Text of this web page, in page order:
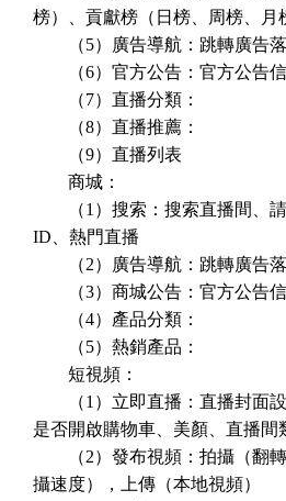
榜）、貢獻榜（日榜、周榜、月
（5）廣告導航：跳轉廣告
（6）官方公告：官方公告
（7）直播分類：
（8）直播推薦：
（9）直播列表
商城：
（1）搜索：搜索直播間、
ID、熱門直播
（2）廣告導航：跳轉廣告
（3）商城公告：官方公告
（4）產品分類：
（5）熱銷產品：
短視頻：
（1）立即直播：直播封面
是否開啟購物車、美顏、直播間
（2）發布視頻：拍攝（翻
攝速度），上傳（本地視頻）